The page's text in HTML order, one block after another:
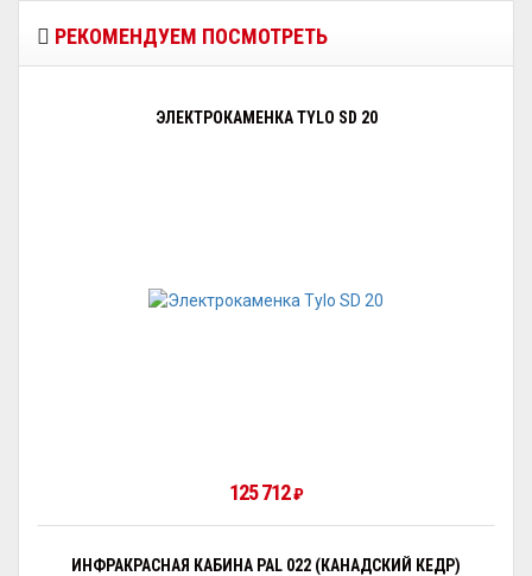
РЕКОМЕНДУЕМ ПОСМОТРЕТЬ
ЭЛЕКТРОКАМЕНКА TYLO SD 20
125 712₽
ИНФРАКРАСНАЯ КАБИНА PAL 022 (КАНАДСКИЙ КЕДР)